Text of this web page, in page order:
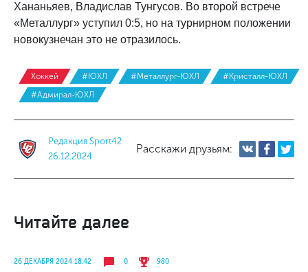
Хананьяев, Владислав Тунгусов. Во второй встрече
«Металлург» уступил 0:5, но на турнирном положении
новокузнечан это не отразилось.
Хоккей #ЮХЛ #Металлург-ЮХЛ
#Кристалл-ЮХЛ
#Адмирал-ЮХЛ
Редакция Sport42
26.12.2024
Расскажи друзьям:
Читайте далее
26 ДЕКАБРЯ 2024 18:42 0 980